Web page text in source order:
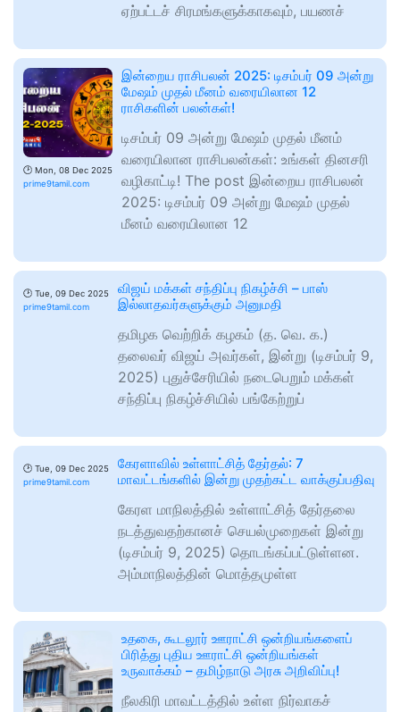
ஏற்பட்டச் சிரமங்களுக்காகவும், பயணச்
🕑 Mon, 08 Dec 2025
prime9tamil.com
இன்றைய ராசிபலன் 2025: டிசம்பர் 09 அன்று
மேஷம் முதல் மீனம் வரையிலான 12
ராசிகளின் பலன்கள்!
டிசம்பர் 09 அன்று மேஷம் முதல் மீனம்
வரையிலான ராசிபலன்கள்: உங்கள் தினசரி
வழிகாட்டி! The post இன்றைய ராசிபலன்
2025: டிசம்பர் 09 அன்று மேஷம் முதல்
மீனம் வரையிலான 12
🕑 Tue, 09 Dec 2025
prime9tamil.com
விஜய் மக்கள் சந்திப்பு நிகழ்ச்சி – பாஸ்
இல்லாதவர்களுக்கும் அனுமதி
தமிழக வெற்றிக் கழகம் (த. வெ. க.)
தலைவர் விஜய் அவர்கள், இன்று (டிசம்பர் 9,
2025) புதுச்சேரியில் நடைபெறும் மக்கள்
சந்திப்பு நிகழ்ச்சியில் பங்கேற்றுப்
🕑 Tue, 09 Dec 2025
prime9tamil.com
கேரளாவில் உள்ளாட்சித் தேர்தல்: 7
மாவட்டங்களில் இன்று முதற்கட்ட வாக்குப்பதிவு
கேரள மாநிலத்தில் உள்ளாட்சித் தேர்தலை
நடத்துவதற்கானச் செயல்முறைகள் இன்று
(டிசம்பர் 9, 2025) தொடங்கப்பட்டுள்ளன.
அம்மாநிலத்தின் மொத்தமுள்ள
உதகை, கூடலூர் ஊராட்சி ஒன்றியங்களைப்
பிரித்து புதிய ஊராட்சி ஒன்றியங்கள்
உருவாக்கம் – தமிழ்நாடு அரசு அறிவிப்பு!
நீலகிரி மாவட்டத்தில் உள்ள நிர்வாகச்